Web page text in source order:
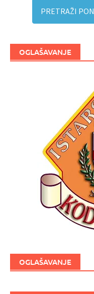
PRETRAŽI
OGLAŠAVANJE
OGLAŠAVANJE